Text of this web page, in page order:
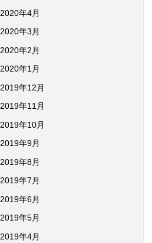
2020年4月
2020年3月
2020年2月
2020年1月
2019年12月
2019年11月
2019年10月
2019年9月
2019年8月
2019年7月
2019年6月
2019年5月
2019年4月